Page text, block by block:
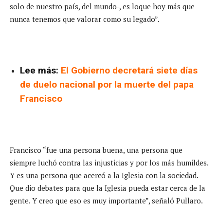
solo de nuestro país, del mundo-, es loque hoy más que
nunca tenemos que valorar como su legado”.
Lee más: El Gobierno decretará siete días
de duelo nacional por la muerte del papa
Francisco
Francisco “fue una persona buena, una persona que
siempre luchó contra las injusticias y por los más humildes.
Y es una persona que acercó a la Iglesia con la sociedad.
Que dio debates para que la Iglesia pueda estar cerca de la
gente. Y creo que eso es muy importante”, señaló Pullaro.